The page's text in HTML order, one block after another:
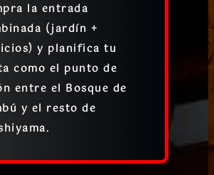
la entrada
(jardín +
y planifica tu
como el punto de
entre el Bosque de
y el resto de